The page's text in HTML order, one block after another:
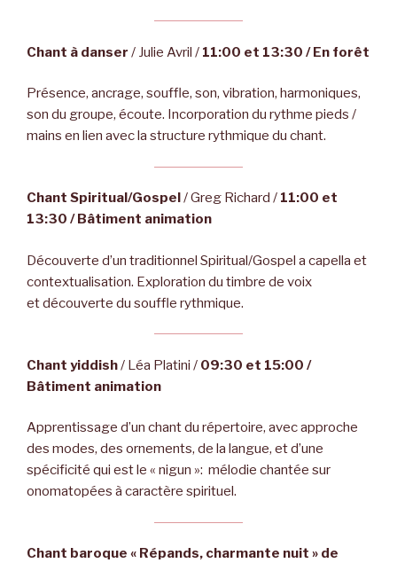
Chant à danser / Julie Avril / 11:00 et 13:30 / En forêt
Présence, ancrage, souffle, son, vibration, harmoniques,
son du groupe, écoute. Incorporation du rythme pieds /
mains en lien avec la structure rythmique du chant.
Chant Spiritual/Gospel / Greg Richard / 11:00 et
13:30 / Bâtiment animation
Découverte d’un traditionnel Spiritual/Gospel a capella et
contextualisation. Exploration du timbre de voix
et découverte du souffle rythmique.
Chant yiddish/ Léa Platini / 09:30 et 15:00 /
Bâtiment animation
Apprentissage d’un chant du répertoire, avec approche
des modes, des ornements, de la langue, et d’une
spécificité qui est le « nigun »: mélodie chantée sur
onomatopées à caractère spirituel.
Chant baroque « Répands, charmante nuit » de